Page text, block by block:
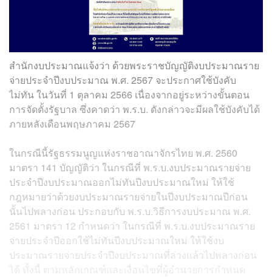
สำนักงบประมาณแจ้งว่า ด้วยพระราชบัญญัติงบประมาณราย
จ่ายประจำปีงบประมาณ พ.ศ. 2567 จะประกาศใช้บังคับ
ไม่ทัน ในวันที่ 1 ตุลาคม 2566 เนื่องจากอยู่ระหว่างขั้นตอน
การจัดตั้งรัฐบาล ซึ่งคาดว่า พ.ร.บ. ดังกล่าวจะมีผลใช้บังคับได้
ภายหลังเดือนพฤษภาคม 2567
ในกรณีนี้รัฐธรรมนูญแห่งราชอาณาจักรไทย พ.ศ. 2560
มาตรา 141 บัญญัติว่า ในกรณีที่ พ.ร.บ.งบประมาณรายจ่าย
ประจำปีงบประมาณออกไม่ทันปีงบประมาณใหม่ ให้ใช้
กฎหมายว่าด้วยงบประมาณรายจ่ายในปีงบประมาณปีก่อน
นั้นไปพลางก่อน ประกอบกับ พ.ร.บ.วิธีการงบประมาณ พ.ศ.
2561 มาตรา 12 กำหนดว่า ในกรณีที่ พ.ร.บ.งบประมาณราย
จ่ายประจำปีออกใช้ไม่ทันปีงบประมาณใหม่ ให้ใช้งบ
ประมาณรายจ่ายประจำปีงบประมาณที่ล่วงแล้วไปพลางก่อน
ได้ ทั้งนี้ ตามหลักเกณฑ์และเงื่อนไขที่ผู้อำนวยการกำหนด